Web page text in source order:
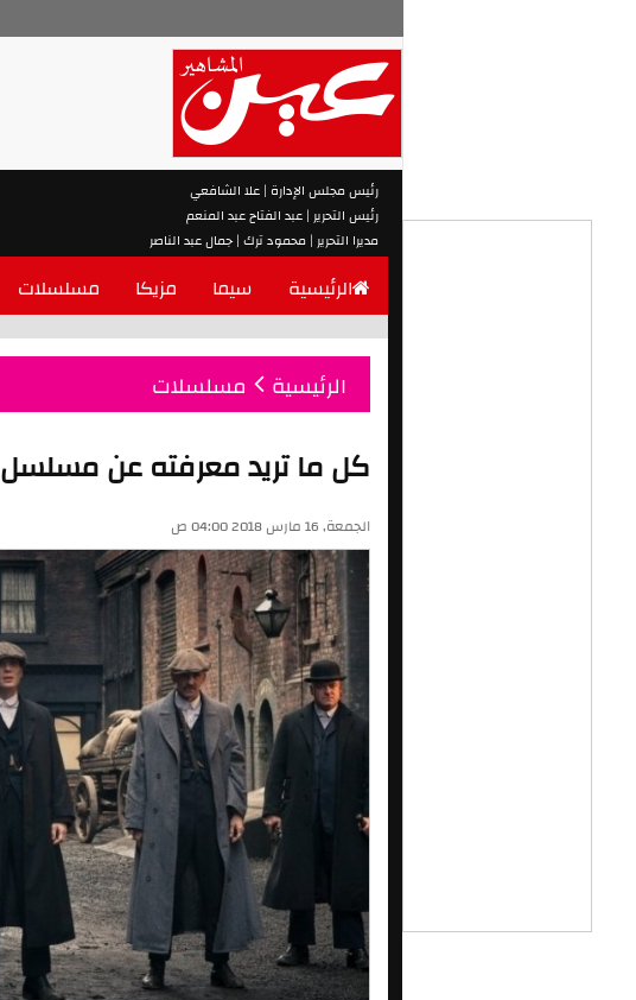
رئيس مجلس الإدارة | علا الشافعي
رئيس التحرير | عبد الفتاح عبد المنعم
مديرا التحرير | محمود ترك | جمال عبد الناصر
الرئيسية سيما مزيكا مسلسلات
الرئيسية مسلسلات
كل ما تريد معرفته عن مسلسل Peaky Blinders
الجمعة, 16 مارس 2018 04:00 ص